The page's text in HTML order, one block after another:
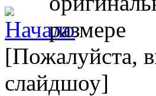
[Пожалуйста,
слайдшоу]